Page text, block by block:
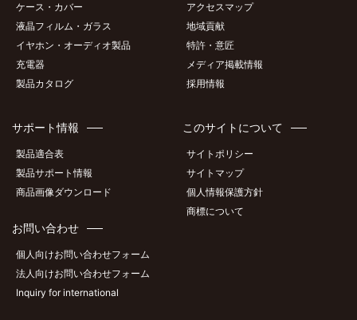
ケース・カバー
液晶フィルム・ガラス
イヤホン・オーディオ製品
充電器
製品カタログ
アクセスマップ
地域貢献
特許・意匠
メディア掲載情報
採用情報
サポート情報
製品適合表
製品サポート情報
商品画像ダウンロード
お問い合わせ
個人向けお問い合わせフォーム
法人向けお問い合わせフォーム
Inquiry for international
このサイトについて
サイトポリシー
サイトマップ
個人情報保護方針
商標について